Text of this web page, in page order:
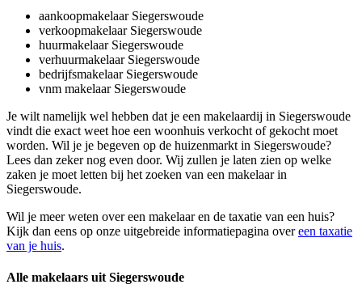
aankoopmakelaar Siegerswoude
verkoopmakelaar Siegerswoude
huurmakelaar Siegerswoude
verhuurmakelaar Siegerswoude
bedrijfsmakelaar Siegerswoude
vnm makelaar Siegerswoude
Je wilt namelijk wel hebben dat je een makelaardij in Siegerswoude
vindt die exact weet hoe een woonhuis verkocht of gekocht moet
worden. Wil je je begeven op de huizenmarkt in Siegerswoude?
Lees dan zeker nog even door. Wij zullen je laten zien op welke
zaken je moet letten bij het zoeken van een makelaar in
Siegerswoude.
Wil je meer weten over een makelaar en de taxatie van een huis?
Kijk dan eens op onze uitgebreide informatiepagina overeen taxatie
van je huis.
Alle makelaars uit Siegerswoude